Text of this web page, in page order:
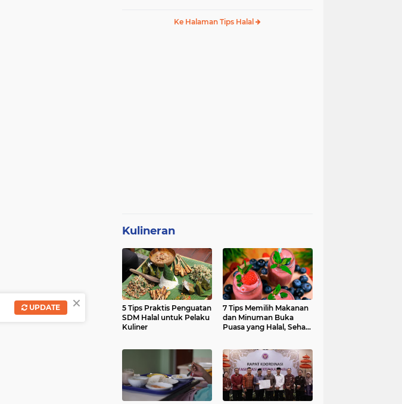
Ke Halaman Tips Halal
Kulineran
5 Tips Praktis Penguatan
SDM Halal untuk Pelaku
Kuliner
7 Tips Memilih Makanan
dan Minuman Buka
Puasa yang Halal, Sehat,
×
UPDATE